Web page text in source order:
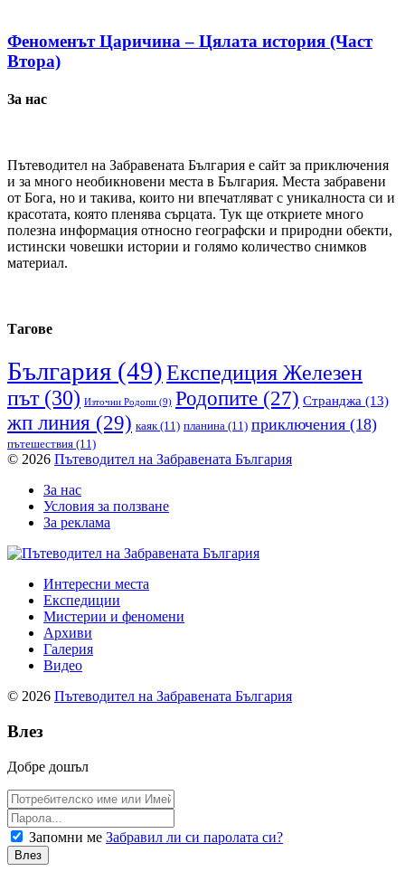
Феноменът Царичина – Цялата история (Част
Втора)
За нас
Пътеводител на Забравената България е сайт за приключения
и за много необикновени места в България. Места забравени
от Бога, но и такива, които ни впечатляват с уникалноста си и
красотата, която пленява сърцата. Тук ще откриете много
полезна информация относно географски и природни обекти,
истински човешки истории и голямо количество снимков
материал.
Тагове
България (49)Експедиция Железен
път(30) Източни Родопи (9) Родопите (27) Странджа (13)
жп линия (29) каяк(11) планина (11) приключения (18)
пътешествия (11)
© 2026 Пътеводител на Забравената България
За нас
Условия за ползване
За реклама
Интересни места
Експедиции
Мистерии и феномени
Архиви
Галерия
Видео
© 2026 Пътеводител на Забравената България
Влез
Добре дошъл
Запомни ме Забравил ли си паролата си?